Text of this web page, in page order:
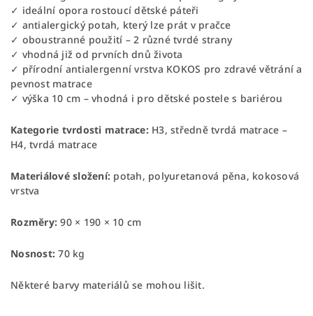
✓ ideální opora rostoucí dětské páteři
✓ antialergický potah, který lze prát v pračce
✓ oboustranné použití – 2 různé tvrdé strany
✓ vhodná již od prvních dnů života
✓ přírodní antialergenní vrstva KOKOS pro zdravé větrání a
pevnost matrace
✓ výška 10 cm – vhodná i pro dětské postele s bariérou
Kategorie tvrdosti matrace:H3, středně tvrdá matrace –
H4, tvrdá matrace
Materiálové složení: potah, polyuretanová pěna, kokosová
vrstva
Rozměry: 90 × 190 × 10 cm
Nosnost: 70 kg
Některé barvy materiálů se mohou lišit.